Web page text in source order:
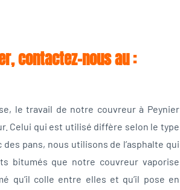
contactez-nous au :
le travail de notre couvreur à Peynier
Celui qui est utilisé diffère selon le type
pans, nous utilisons de l’asphalte qui
bitumés que notre couvreur vaporise
qu’il colle entre elles et qu’il pose en